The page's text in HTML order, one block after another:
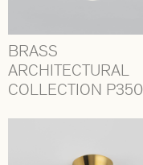
BRASS
ARCHITECTURAL
COLLECTION P350